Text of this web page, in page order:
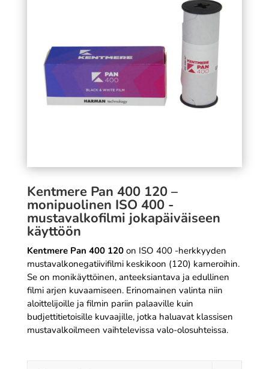
Kentmere Pan 400 120 –
monipuolinen ISO 400 -
mustavalkofilmi jokapäiväiseen
käyttöön
Kentmere Pan 400 120on ISO 400 -herkkyyden
mustavalkonegatiivifilmi keskikoon (120) kameroihin.
Se on monikäyttöinen, anteeksiantava ja edullinen
filmi arjen kuvaamiseen. Erinomainen valinta niin
aloittelijoille ja filmin pariin palaaville kuin
budjettitietoisille kuvaajille, jotka haluavat klassisen
mustavalkoilmeen vaihtelevissa valo-olosuhteissa.